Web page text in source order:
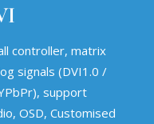
controller, matrix
signals (DVI1.0 /
support
OSD, Customised